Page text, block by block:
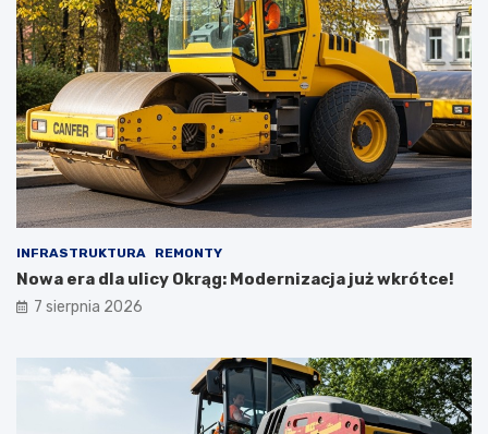
INFRASTRUKTURA REMONTY
Nowa era dla ulicy Okrąg: Modernizacja już wkrótce!
7 sierpnia 2026